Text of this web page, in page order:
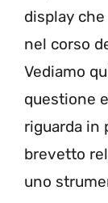
display
nel corso
Vediamo
questione
riguarda in
brevetto
uno